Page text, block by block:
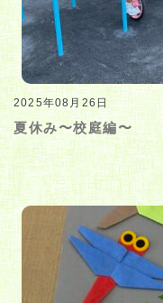
2025年08月26日
夏休み〜校庭編〜